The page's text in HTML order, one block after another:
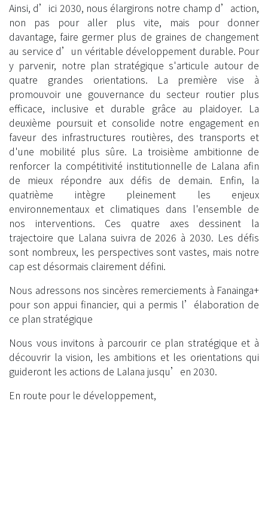
Ainsi, d’ici 2030, nous élargirons notre champ d’action,
non pas pour aller plus vite, mais pour donner
davantage, faire germer plus de graines de changement
au service d’un véritable développement durable. Pour
y parvenir, notre plan stratégique s'articule autour de
quatre grandes orientations. La première vise à
promouvoir une gouvernance du secteur routier plus
efficace, inclusive et durable grâce au plaidoyer. La
deuxième poursuit et consolide notre engagement en
faveur des infrastructures routières, des transports et
d'une mobilité plus sûre. La troisième ambitionne de
renforcer la compétitivité institutionnelle de Lalana afin
de mieux répondre aux défis de demain. Enfin, la
quatrième intègre pleinement les enjeux
environnementaux et climatiques dans l'ensemble de
nos interventions. Ces quatre axes dessinent la
trajectoire que Lalana suivra de 2026 à 2030. Les défis
sont nombreux, les perspectives sont vastes, mais notre
cap est désormais clairement défini.
Nous adressons nos sincères remerciements à Fanainga+
pour son appui financier, qui a permis l’élaboration de
ce plan stratégique
Nous vous invitons à parcourir ce plan stratégique et à
découvrir la vision, les ambitions et les orientations qui
guideront les actions de Lalana jusqu’en 2030.
En route pour le développement,